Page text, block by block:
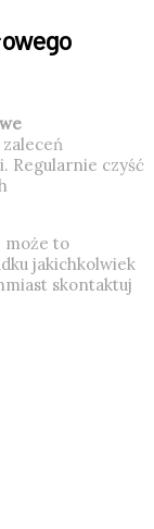
Regularnie czyść
może to
jakichkolwiek
skontaktuj